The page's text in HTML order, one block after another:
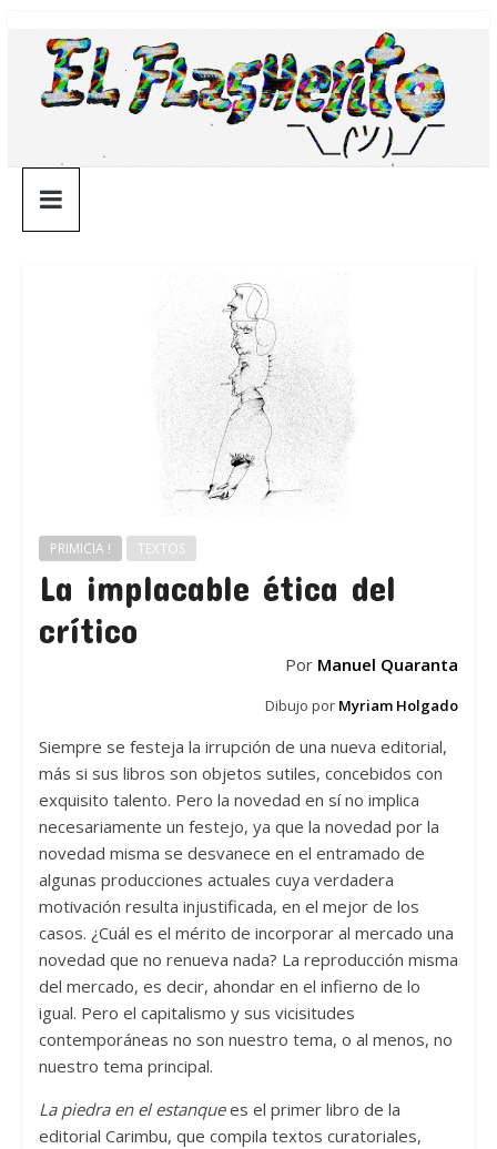
contenido
¯\_(ツ)_/
¯
PRIMICIA ! TEXTOS
La implacable ética del
crítico
Por Manuel Quaranta
Dibujo por Myriam Holgado
Siempre se festeja la irrupción de una nueva editorial,
más si sus libros son objetos sutiles, concebidos con
exquisito talento. Pero la novedad en sí no implica
necesariamente un festejo, ya que la novedad por la
novedad misma se desvanece en el entramado de
algunas producciones actuales cuya verdadera
motivación resulta injustificada, en el mejor de los
casos. ¿Cuál es el mérito de incorporar al mercado una
novedad que no renueva nada? La reproducción misma
del mercado, es decir, ahondar en el infierno de lo
igual. Pero el capitalismo y sus vicisitudes
contemporáneas no son nuestro tema, o al menos, no
nuestro tema principal.
La piedra en el estanquees el primer libro de la
editorial Carimbu, que compila textos curatoriales,